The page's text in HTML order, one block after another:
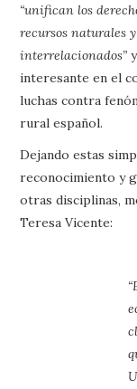
“unifican los
recursos naturales
interrelacionados”
interesante en el
luchas contra
rural español.
Dejando estas
reconocimiento y
otras disciplinas,
Teresa Vicente: